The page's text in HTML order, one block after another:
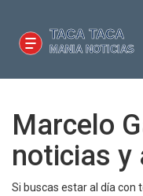
Marcelo
noticias y
Si buscas estar al día con